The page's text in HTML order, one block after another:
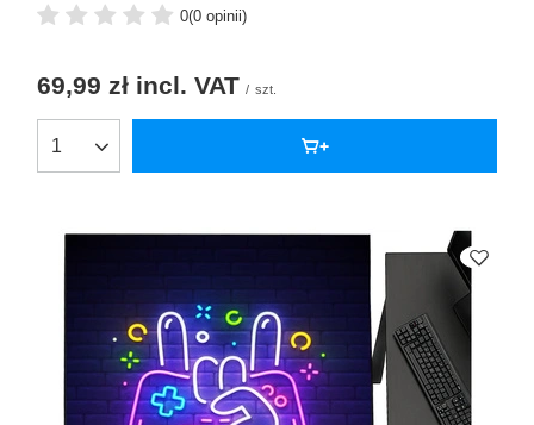
0(0 opinii)
69,99 zł incl. VAT / szt.